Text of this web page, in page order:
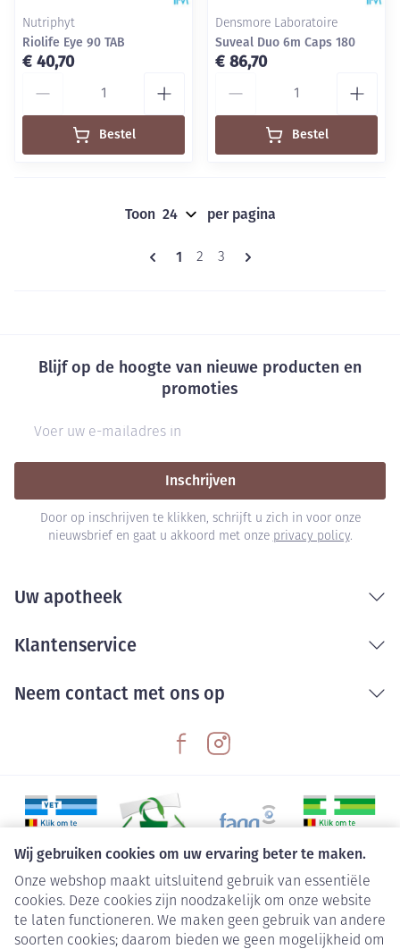
Wij gebruiken cookies om uw ervaring beter te maken.
Onze webshop maakt uitsluitend gebruik van essentiële
cookies. Deze cookies zijn noodzakelijk om onze website
te laten functioneren. We maken geen gebruik van andere
soorten cookies; daarom bieden we geen mogelijkheid om
Nutriphyt
Riolife Eye 90 TAB
€ 40,70
Bestel
Densmore Laboratoire
Suveal Duo 6m Caps 180
€ 86,70
Bestel
Pagina's
U lees momenteel pagina
1 Pagina
2 Pagina
3
Toon per pagina
Blijf op de hoogte van nieuwe producten en
promoties
Inschrijven
Door op inschrijven te klikken, schrijft u zich in voor onze
nieuwsbrief en gaat u akkoord met onze privacy policy.
Uw apotheek
Klantenservice
Neem contact met ons op
Juridische links